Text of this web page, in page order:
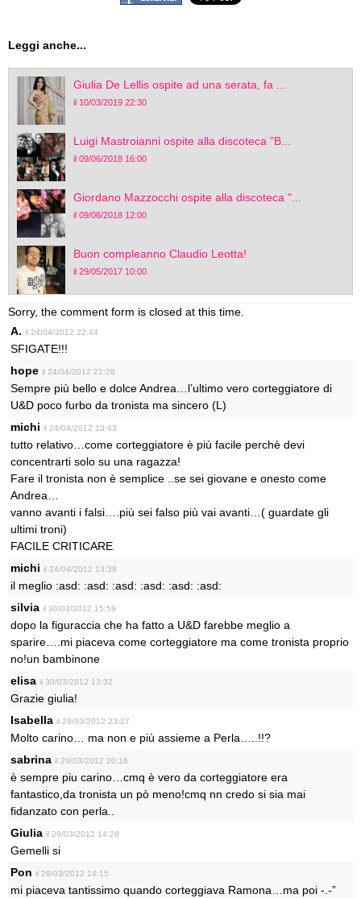
Leggi anche...
Giulia De Lellis ospite ad una serata, fa ...
il 10/03/2019 22:30
Luigi Mastroianni ospite alla discoteca "B...
il 09/06/2018 16:00
Giordano Mazzocchi ospite alla discoteca "...
il 09/06/2018 12:00
Buon compleanno Claudio Leotta!
il 29/05/2017 10:00
Sorry, the comment form is closed at this time.
A. il 24/04/2012 22:44
SFIGATE!!!
hope il 24/04/2012 22:28
Sempre più bello e dolce Andrea…l’ultimo vero corteggiatore di
U&D poco furbo da tronista ma sincero (L)
michi il 24/04/2012 13:43
tutto relativo…come corteggiatore è più facile perchè devi
concentrarti solo su una ragazza!
Fare il tronista non è semplice ..se sei giovane e onesto come
Andrea…
vanno avanti i falsi….più sei falso più vai avanti…( guardate gli
ultimi troni)
FACILE CRITICARE
michi il 24/04/2012 13:38
il meglio :asd: :asd: :asd: :asd: :asd: :asd:
silvia il 30/03/2012 15:59
dopo la figuraccia che ha fatto a U&D farebbe meglio a
sparire….mi piaceva come corteggiatore ma come tronista proprio
no!un bambinone
elisa il 30/03/2012 13:32
Grazie giulia!
Isabella il 29/03/2012 23:27
Molto carino… ma non e più assieme a Perla…..!!?
sabrina il 29/03/2012 20:16
è sempre piu carino…cmq è vero da corteggiatore era
fantastico,da tronista un pò meno!cmq nn credo si sia mai
fidanzato con perla..
Giulia il 29/03/2012 14:28
Gemelli si
Pon il 29/03/2012 14:15
mi piaceva tantissimo quando corteggiava Ramona…ma poi -.-”